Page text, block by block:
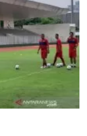
membaca